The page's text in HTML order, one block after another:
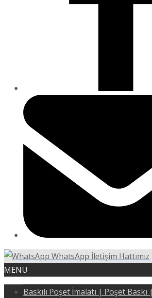
WhatsApp İletişim Hattımız
MENU
Baskılı Poşet İmalatı | Poşet Baskı |